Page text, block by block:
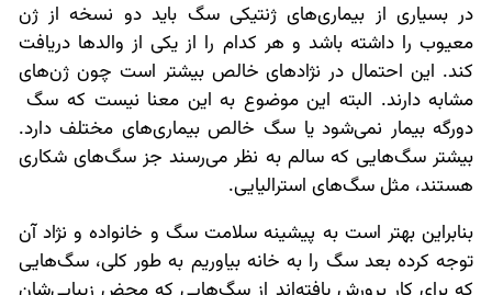
در بسیاری از بیماری‌های ژنتیکی سگ باید دو نسخه از ژن
معیوب را داشته باشد و هر کدام را از یکی از والدها دریافت
کند. این احتمال در نژادهای خالص بیشتر است چون ژن‌های
مشابه دارند. البته این موضوع به این معنا نیست که سگ
دورگه بیمار نمی‌شود یا سگ خالص بیماری‌های مختلف دارد.
بیشتر سگ‌هایی که سالم به نظر می‌رسند جز سگ‌های شکاری
هستند، مثل سگ‌های استرالیایی.
بنابراین بهتر است به پیشینه سلامت سگ و خانواده و نژاد آن
توجه کرده بعد سگ را به خانه بیاوریم به طور کلی، سگ‌هایی